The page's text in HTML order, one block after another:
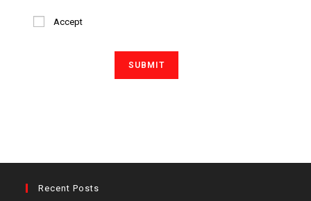
Accept
Recent Posts